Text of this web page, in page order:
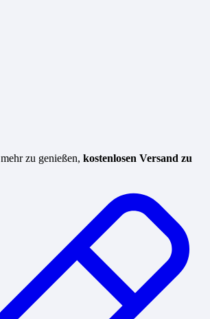
mehr zu genießen, kostenlosen Versand zu